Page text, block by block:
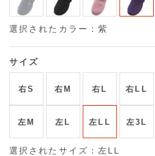
選択されたカラー：紫
サイズ
右S 右M 右L 右LL
左M 左L 左LL 左3L
選択されたサイズ：左LL